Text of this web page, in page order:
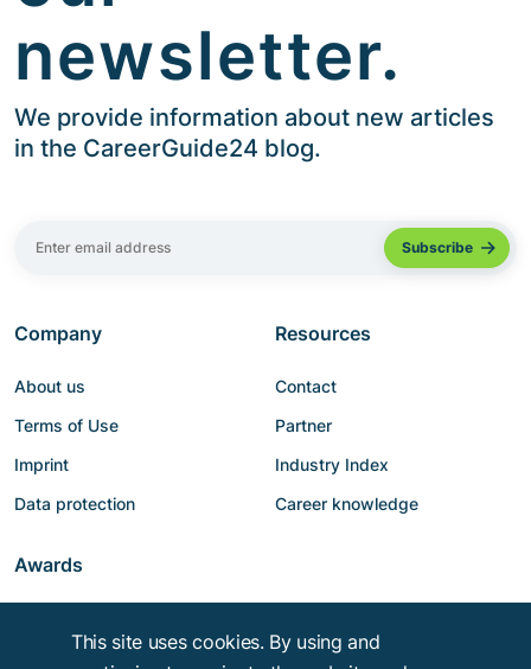
newsletter.
We provide information about new articles
in the CareerGuide24 blog.
Company
About us
Terms of Use
Imprint
Data protection
Resources
Contact
Partner
Industry Index
Career knowledge
Awards
This site uses cookies. By using and